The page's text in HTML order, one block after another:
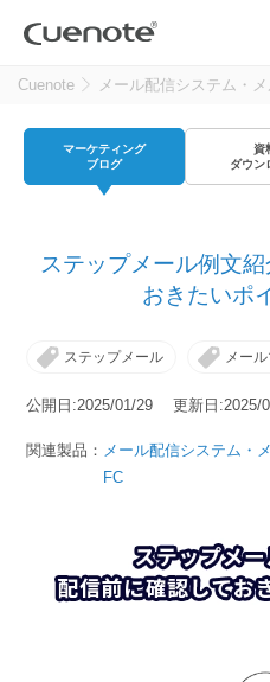
メール配信システム
メールリレーサーバー
kintone（キントーン）メール配信
SMS配信サービス
活用シーン
会員獲得／ニーズ把握
コストを抑える
遅延なく確実・高速に送
セミナー
ブログ・各種資料
資料ダウンロード
無料ト
（平日
Cuenote メール配信システム・
マーケティング
ブログ
資
ダウン
ステップメール例文
おきたいポ
ステップメール メー
公開日:2025/01/29 更新日:2025/
関連製品： メール配信システム・
FC